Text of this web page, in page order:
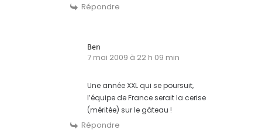
Répondre
Ben
7 mai 2009 à 22 h 09 min
Une année XXL qui se poursuit,
l’équipe de France serait la cerise
(méritée) sur le gâteau !
Répondre